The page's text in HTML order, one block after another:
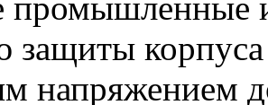
защиты
напряжением